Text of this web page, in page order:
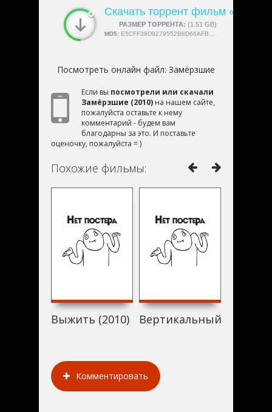
Скачать торрент фильм
РАЗМЕР ТОРРЕНТА: (1.51 GB)
СКАЧАЛИ:4189
MD5: E5CFF39D9279552B8D66AFBD9A32A490
Посмотреть онлайн файл: Замёрзшие
Если вы посмотрели или скачали
Замёрзшие (2010) на нашем сайте,
пожалуйста оставьте к нему
комментарий - будем вам
благодарны за это. И поставьте
оценочку, пожалуйста = )
Похожие фильмы:
Выжить (2010) Вертикальный предел
Комментировать